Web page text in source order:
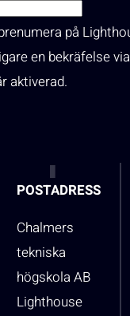
på
en bekräfelse
aktiverad.
POSTADRESS
Chalmers
tekniska
högskola AB
Lighthouse